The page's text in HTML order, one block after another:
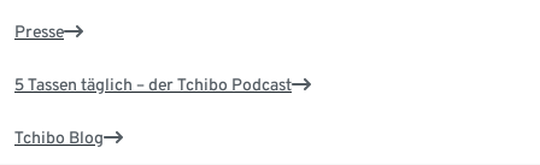
Presse
5 Tassen täglich – der Tchibo Podcast
Tchibo Blog